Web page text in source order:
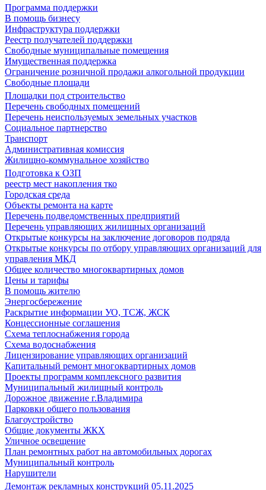
Программа поддержки
В помощь бизнесу
Инфраструктура поддержки
Реестр получателей поддержки
Свободные муниципальные помещения
Имущественная поддержка
Ограничение розничной продажи алкогольной продукции
Свободные площади
Площадки под строительство
Перечень свободных помещений
Перечень неиспользуемых земельных участков
Социальное партнерство
Транспорт
Административная комиссия
Жилищно-коммунальное хозяйство
Подготовка к ОЗП
реестр мест накопления тко
Городская среда
Объекты ремонта на карте
Перечень подведомственных предприятий
Перечень управляющих жилищных организаций
Открытые конкурсы на заключение договоров подряда
Открытые конкурсы по отбору управляющих организаций для
управления МКД
Общее количество многоквартирных домов
Цены и тарифы
В помощь жителю
Энергосбережение
Раскрытие информации УО, ТСЖ, ЖСК
Концессионные соглашения
Схема теплоснабжения города
Схема водоснабжения
Лицензирование управляющих организаций
Капитальный ремонт многоквартирных домов
Проекты программ комплексного развития
Муниципальный жилищный контроль
Дорожное движение г.Владимира
Парковки общего пользования
Благоустройство
Общие документы ЖКХ
Уличное освещение
План ремонтных работ на автомобильных дорогах
Муниципальный контроль
Нарушители
Демонтаж рекламных конструкций 05.11.2025